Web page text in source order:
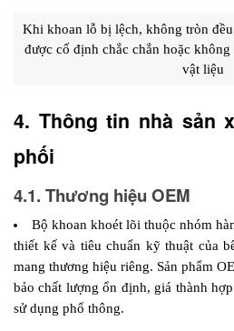
Khi khoan lỗ bị lệch, không tròn
được cố định chắc chắn hoặc
vật liệu
4. Thông tin nhà sản
phối
4.1. Thương hiệu OEM
Bộ khoan khoét lõi thuộc nhóm
thiết kế và tiêu chuẩn kỹ thuật của
mang thương hiệu riêng. Sản phẩm
bảo chất lượng ổn định, giá thành
sử dụng phổ thông.